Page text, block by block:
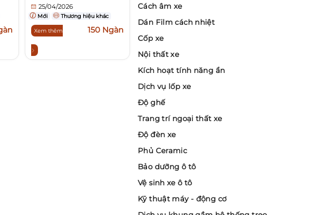
25/04/2026
Mới Thương hiệu khác
Xem thêm 150 Ngàn
Cách âm xe
Dán Film cách nhiệt
Cốp xe
Nội thất xe
Kích hoạt tính năng ẩn
Dịch vụ lốp xe
Độ ghế
Trang trí ngoại thất xe
Độ đèn xe
Phủ Ceramic
Bảo dưỡng ô tô
Vệ sinh xe ô tô
Kỹ thuật máy - động cơ